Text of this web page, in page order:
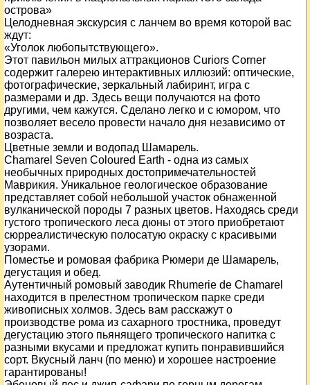
острова»
Целодневная экскурсия с ланчем во время которой вас
ждут:
«Уголок любопытствующего».
Этот павильон милых аттракционов Curiors Corner
содержит галерею интерактивных иллюзий: оптические,
фотографические, зеркальный лабиринт, игра с
размерами и др. Здесь вещи получаются на фото
другими, чем кажутся. Сделано легко и с юмором, что
позволяет весело провести начало дня независимо от
возраста.
Цветные земли и водопад Шамарель.
Chamarel Seven Coloured Earth - одна из самых
необычных природных достопримечательностей
Маврикия. Уникальное геологическое образование
представляет собой небольшой участок обнаженной
вулканической породы 7 разных цветов. Находясь среди
густого тропического леса дюны от этого приобретают
сюрреалистическую полосатую окраску с красивыми
узорами.
Поместье и ромовая фабрика Рюмери де Шамарель,
дегустация и обед.
Аутентичный ромовый заводик Rhumerie de Chamarel
находится в прелестном тропическом парке среди
живописных холмов. Здесь вам расскажут о
производстве рома из сахарного тростника, проведут
дегустацию этого пьянящего тропического напитка с
разными вкусами и предложат купить понравившийся
сорт. Вкусный ланч (по меню) и хорошее настроение
гарантированы!